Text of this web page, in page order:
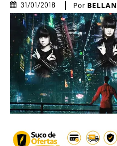
31/01/2018 Por BELLAN